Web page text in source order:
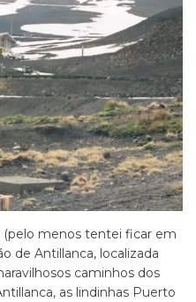
menos tentei ficar em
de Antillanca, localizada
caminhos dos
as lindinhas Puerto